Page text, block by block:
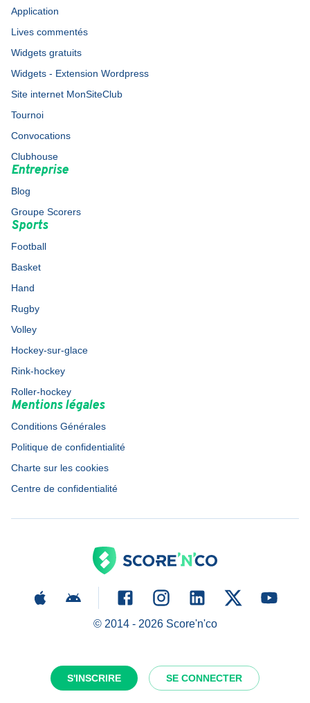
S'INSCRIRE SE CONNECTER
Application
Lives commentés
Widgets gratuits
Widgets - Extension Wordpress
Site internet MonSiteClub
Tournoi
Convocations
Clubhouse
Entreprise
Blog
Groupe Scorers
Sports
Football
Basket
Hand
Rugby
Volley
Hockey-sur-glace
Rink-hockey
Roller-hockey
Mentions légales
Conditions Générales
Politique de confidentialité
Charte sur les cookies
Centre de confidentialité
© 2014 - 2026Score'n'co